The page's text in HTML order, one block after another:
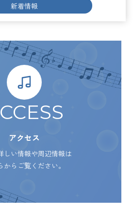
新着情報
アクセス
しい情報や周辺情報は
からご覧ください。